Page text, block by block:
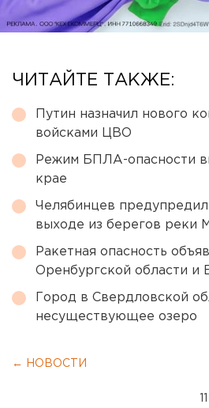
ЧИТАЙТЕ ТАКЖЕ:
Путин назначил нового
войсками ЦВО
Режим БПЛА-опасности
крае
Челябинцев
выходе из берегов реки
Ракетная опасность
Оренбургской области и
Город в Свердловской
несуществующее озеро
← НОВОСТИ